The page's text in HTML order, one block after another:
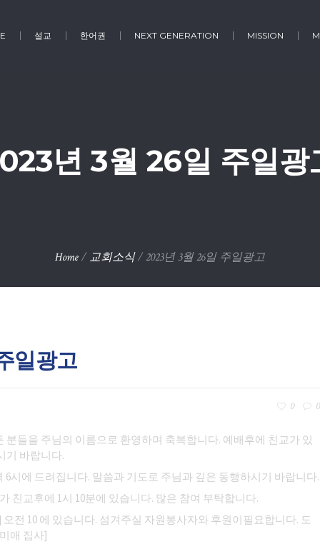
설교 한어권 NEXT GENERATION MISSION
년 3월 26일 주일광
Home/ 교회소식/2023년 3월 26일 주일광고
일광고
0 0
들을 주님의 이름으로 환영하며 축복합니다. 예배후에 친교가 있
기 바랍니다.
시에 드려집니다. 말씀과 기도로 주님과 깊은 동행하시기 바랍니다.
친교후에 1시 10분에 있습니다. 많은 참여 부탁합니다.
전 10 에 있습니다. 섬겨주실 자원봉사자와 후원이필요합니다. 도
애 집사]